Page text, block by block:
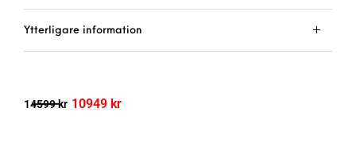
Ytterligare information
14599kr 10949 kr